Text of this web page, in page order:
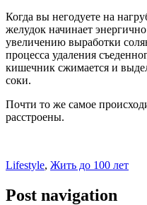
Когда вы негодуете на
желудок начинает
увеличению выработки
процесса удаления
кишечник сжимается и
соки.
Почти то же самое
расстроены.
Lifestyle, Жить до 100 лет
Post navigation